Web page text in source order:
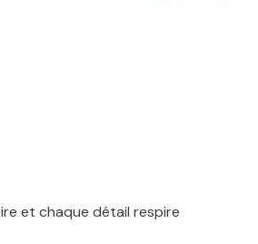
et chaque détail respire